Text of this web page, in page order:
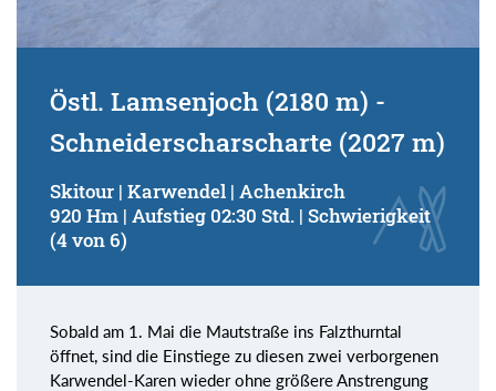
Östl. Lamsenjoch (2180 m) -
Schneiderscharscharte (2027 m)
Skitour | Karwendel | Achenkirch
920 Hm | Aufstieg 02:30 Std. | Schwierigkeit
(4 von 6)
Sobald am 1. Mai die Mautstraße ins Falzthurntal
öffnet, sind die Einstiege zu diesen zwei verborgenen
Karwendel-Karen wieder ohne größere Anstrengung